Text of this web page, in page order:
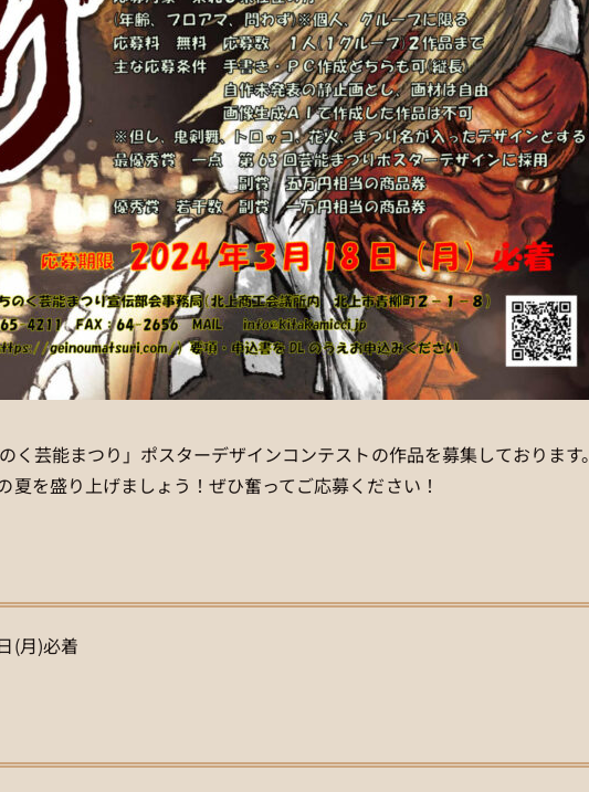
く芸能まつり」ポスターデザインコンテストの作品を募集しております。
夏を盛り上げましょう！ぜひ奮ってご応募ください！
(月)必着